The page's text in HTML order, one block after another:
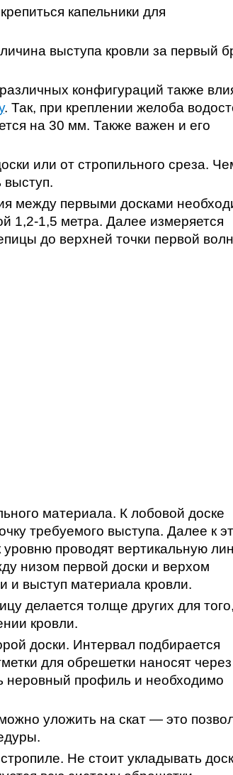
капельники для
выступа кровли за первый
конфигураций также
. Так, при креплении желоба
на 30 мм. Также важен и его
или от стропильного среза.
между первыми досками
1,2-1,5 метра. Далее измеряется
до верхней точки первой
материала. К лобовой доске
требуемого выступа. Далее к
уровню проводят вертикальную
низом первой доски и верхом
и выступ материала кровли.
делается толще других для
кровли.
доски. Интервал подбирается
для обрешетки наносят через
неровный профиль и необходимо
уложить на скат — это
Не стоит укладывать